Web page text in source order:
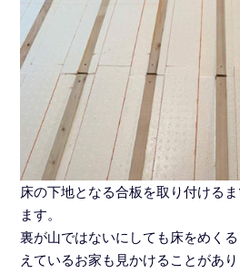
床の下地となる合板を取り付ける
ます。
裏が山ではないにしても床をめく
えているお家も見かけることがあり